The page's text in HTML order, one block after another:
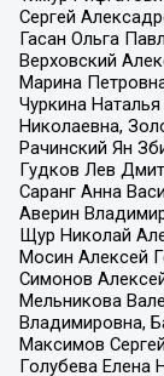
Сергей
Гасан Ольга
Верховский
Марина
Чуркина
Николаевна,
Рачинский Ян
Гудков Лев
Саранг Анна
Аверин
Щур Николай
Мосин Алексей
Симонов
Мельникова
Владимировна,
Максимов
Голубева Елена